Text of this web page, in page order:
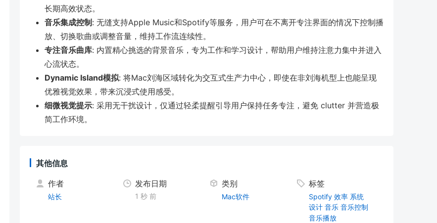
长期高效状态。
音乐集成控制 : 无缝支持Apple Music和Spotify等服务，用户可在不离开专注界面的情况下控制播
放、切换歌曲或调整音量，维持工作流连续性。
专注音乐曲库: 内置精心挑选的背景音乐，专为工作和学习设计，帮助用户维持注意力集中并进入
心流状态。
Dynamic Island模拟: 将Mac刘海区域转化为交互式生产力中心，即使在非刘海机型上也能呈现
优雅视觉效果，带来沉浸式使用感受。
细微视觉提示: 采用无干扰设计，仅通过轻柔提醒引导用户保持任务专注，避免 clutter 并营造极
简工作环境。
其他信息
作者
站长
发布日期
1 秒 前
类别
Mac软件
标签
Spotify 效率 系统
设计 音乐 音乐控制
音乐播放